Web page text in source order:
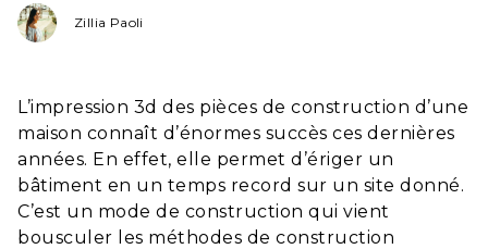
Zillia Paoli
L’impression 3d des pièces de construction d’une
maison connaît d’énormes succès ces dernières
années. En effet, elle permet d’ériger un
bâtiment en un temps record sur un site donné.
C’est un mode de construction qui vient
bousculer les méthodes de construction